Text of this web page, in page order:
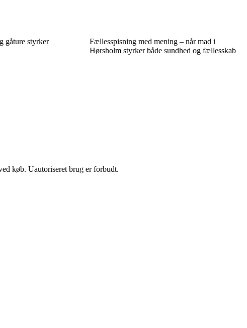
gåture styrker
Fællesspisning med mening – når mad i
Hørsholm styrker både sundhed og fællesskab
køb. Uautoriseret brug er forbudt.